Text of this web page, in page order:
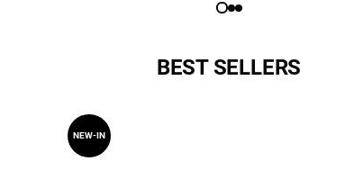
BEST SELLERS
NEW-IN